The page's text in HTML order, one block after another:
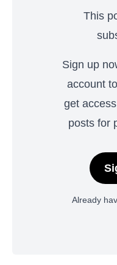
This
Sign up
account
get
posts for
Already